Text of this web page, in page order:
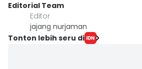
Editorial Team
Editor
jajang nurjaman
Tonton lebih seru di